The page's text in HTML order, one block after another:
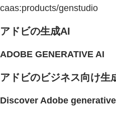
caas:products/genstudio
アドビの生成AI
ADOBE GENERATIVE AI
アドビのビジネス向け生
Discover Adobe